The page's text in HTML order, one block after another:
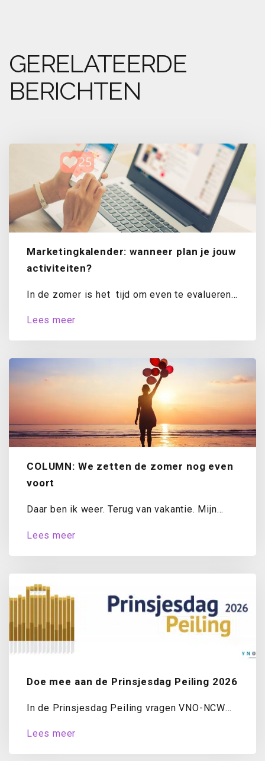
GERELATEERDE
BERICHTEN
Marketingkalender: wanneer plan je jouw
activiteiten?
In de zomer is het tijd om even te evalueren.
Lees meer
COLUMN: We zetten de zomer nog even
voort
Daar ben ik weer. Terug van vakantie. Mijn
Lees meer
Doe mee aan de Prinsjesdag Peiling 2026
In de Prinsjesdag Peiling vragen VNO-NCW
Lees meer